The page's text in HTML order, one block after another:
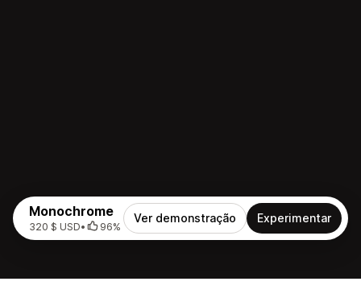
Monochrome
320 $ USD• 96%
Ver demonstração Experimentar